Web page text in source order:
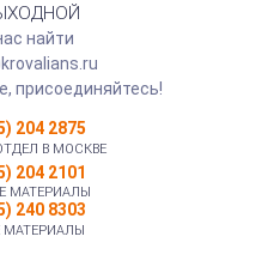
найти
присоединяйтесь!
204 2875
В МОСКВЕ
204 2101
МАТЕРИАЛЫ
240 8303